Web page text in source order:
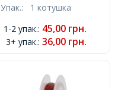
0.6мм, близько 10м/
Упак.: 1 котушка
1-2 упак.: 45,00 грн.
3+ упак.: 36,00 грн.